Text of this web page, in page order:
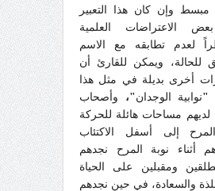
مبسط وإن كان هذا التعبير
الاعتراضات العلمية
لعدم تطابقه مع الاسم
للحالة، ويمكن للقارئ أن
أخرى بديلة في مثل هذا
"نوابية الوجدان"، وأصحاب
لديهم مساحات هائلة للحركة
إلى أسفل الاكتئاب
أثناء نوبة المرح نجدهم
ومقبلين على الحياة
والسعادة، في حين نجدهم